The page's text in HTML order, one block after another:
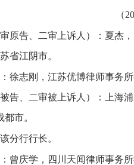
（
原告、二审上诉人）：夏杰
省江阴市。
徐志刚，江苏优博律师事务
告、二审被上诉人）：上海
市。
分行行长。
曾庆学，四川天闻律师事务